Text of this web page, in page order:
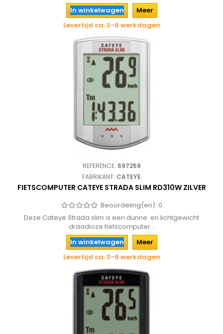
In winkelwagen
Meer
Levertijd ca. 3-6 werkdagen
REFERENCE: 697259
FABRIKANT: CATEYE
FIETSCOMPUTER CATEYE STRADA SLIM RD310W ZILVER
Beoordeling(en): 0
Deze Cateye Strada slim is een dunne en lichtgewicht
draadloze fietscomputer...
In winkelwagen
Meer
Levertijd ca. 3-6 werkdagen